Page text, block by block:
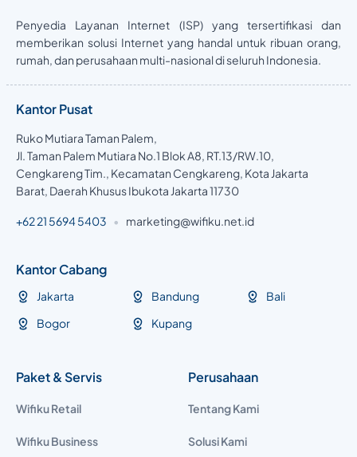
Penyedia Layanan Internet (ISP) yang tersertifikasi dan
memberikan solusi Internet yang handal untuk ribuan orang,
rumah, dan perusahaan multi-nasional di seluruh Indonesia.
Kantor Pusat
Ruko Mutiara Taman Palem,
Jl. Taman Palem Mutiara No.1 Blok A8, RT.13/RW.10,
Cengkareng Tim., Kecamatan Cengkareng, Kota Jakarta
Barat, Daerah Khusus Ibukota Jakarta 11730
+62 21 5694 5403 • marketing@wifiku.net.id
Kantor Cabang
Jakarta
Bogor
Bandung
Kupang
Bali
Paket & Servis
Wifiku Retail
Wifiku Business
Perusahaan
Tentang Kami
Solusi Kami